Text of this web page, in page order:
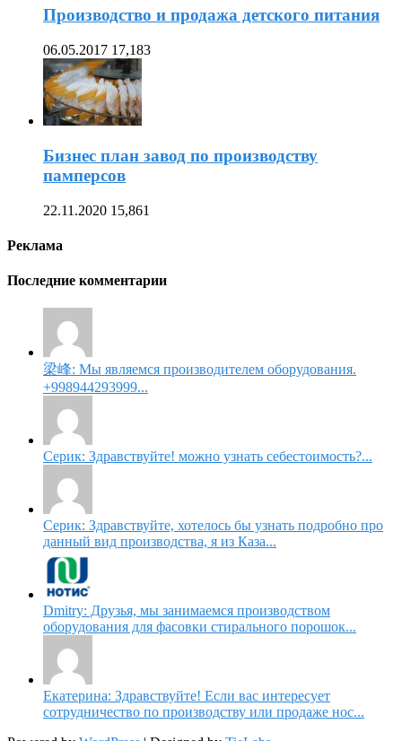
Производство и продажа детского питания
06.05.2017 17,183
Бизнес план завод по производству
памперсов
22.11.2020 15,861
Реклама
Последние комментарии
梁峰: Мы являемся производителем оборудования.
+998944293999...
Серик: Здравствуйте! можно узнать себестоимость?...
Серик: Здравствуйте, хотелось бы узнать подробно про
данный вид производства, я из Каза...
Dmitry: Друзья, мы занимаемся производством
оборудования для фасовки стирального порошок...
Екатерина: Здравствуйте! Если вас интересует
сотрудничество по производству или продаже нос...